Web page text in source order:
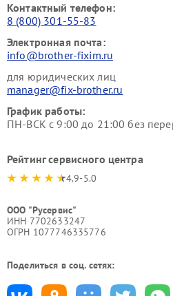
Контактный телефон:
8 (800) 301-55-83
Электронная почта:
info@brother-fixim.ru
для юридических лиц
manager@fix-brother.ru
График работы:
ПН-ВСК с 9:00 до 21:00 без
Рейтинг сервисного центра
4.9-5.0
ООО "Русервис"
ИНН 7702633247
ОГРН 1077746335776
Поделиться в соц. сетях: